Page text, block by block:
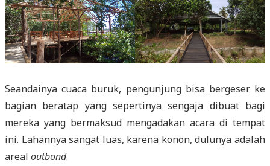
Seandainya cuaca buruk, pengunjung bisa bergeser ke
bagian beratap yang sepertinya sengaja dibuat bagi
mereka yang bermaksud mengadakan acara di tempat
ini. Lahannya sangat luas, karena konon, dulunya adalah
areal outbond.